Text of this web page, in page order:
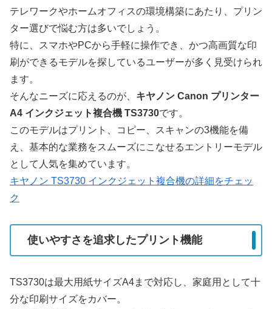
テレワークやホームオフィスの環境構築にあたり、プリン
ター選びで悩む方は多いでしょう。
特に、スマホやPCから手軽に操作でき、かつ高画質な印
刷ができるモデルを探しているユーザーが多く見受けられ
ます。
そんなニーズに応えるのが、 キヤノン Canon プリンター
A4 インクジェット複合機 TS3730です。
このモデルはプリント、コピー、スキャンの3機能を備
え、基本的な業務をスムーズにこなせるエントリーモデル
として人気を集めています。
キヤノン TS3730 インクジェット複合機の詳細をチェッ
ク
使いやすさを追求したプリント機能
TS3730は最大用紙サイズA4まで対応し、家庭用として十
分な印刷サイズをカバー。